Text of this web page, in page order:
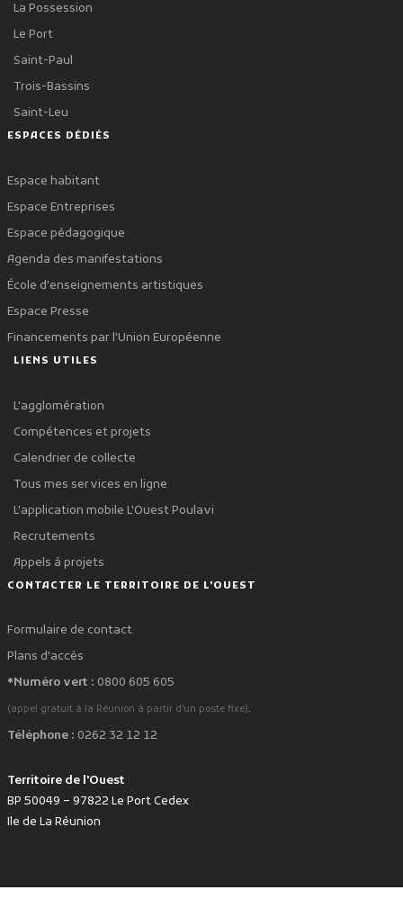
La Possession
Le Port
Saint-Paul
Trois-Bassins
Saint-Leu
ESPACES DÉDIÉS
Espace habitant
Espace Entreprises
Espace pédagogique
Agenda des manifestations
École d'enseignements artistiques
Espace Presse
Financements par l'Union Européenne
LIENS UTILES
L'agglomération
Compétences et projets
Calendrier de collecte
Tous mes services en ligne
L'application mobile L'Ouest Poulavi
Recrutements
Appels à projets
CONTACTER LE TERRITOIRE DE L'OUEST
Formulaire de contact
Plans d'accès
*Numéro vert : 0800 605 605
(appel gratuit à la Réunion à partir d'un poste fixe).
Téléphone : 0262 32 12 12
Territoire de l'Ouest
BP 50049 – 97822 Le Port Cedex
Ile de La Réunion